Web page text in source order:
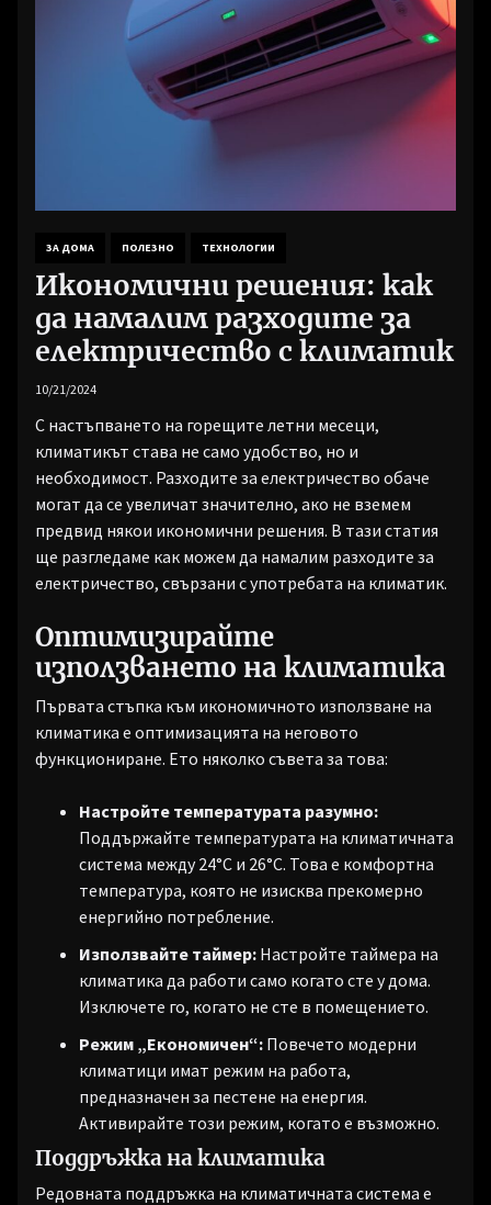
ЗА ДОМА ПОЛЕЗНО ТЕХНОЛОГИИ
Икономични решения: как
да намалим разходите за
електричество с климатик
10/21/2024
С настъпването на горещите летни месеци,
климатикът става не само удобство, но и
необходимост. Разходите за електричество обаче
могат да се увеличат значително, ако не вземем
предвид някои икономични решения. В тази статия
ще разгледаме как можем да намалим разходите за
електричество, свързани с употребата на климатик.
Оптимизирайте
използването на климатика
Първата стъпка към икономичното използване на
климатика е оптимизацията на неговото
функциониране. Ето няколко съвета за това:
Настройте температурата разумно:
Поддържайте температурата на климатичната
система между 24°C и 26°C. Това е комфортна
температура, която не изисква прекомерно
енергийно потребление.
Използвайте таймер: Настройте таймера на
климатика да работи само когато сте у дома.
Изключете го, когато не сте в помещението.
Режим „Економичен“: Повечето модерни
климатици имат режим на работа,
предназначен за пестене на енергия.
Активирайте този режим, когато е възможно.
Поддръжка на климатика
Редовната поддръжка на климатичната система е